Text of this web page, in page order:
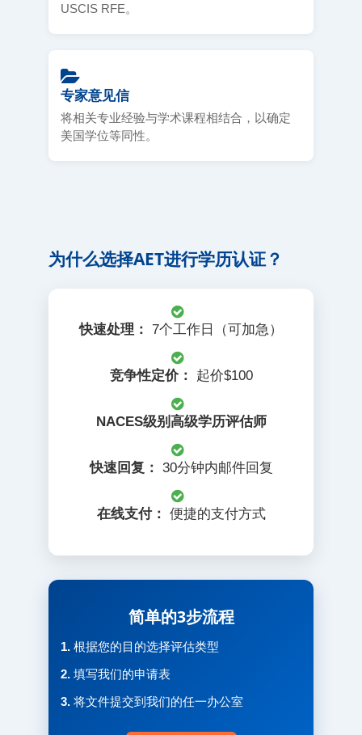
USCIS RFE。
专家意见信
将相关专业经验与学术课程相结合，以确定
美国学位等同性。
为什么选择AET进行学历认证？
快速处理： 7个工作日（可加急）
竞争性定价： 起价$100
NACES级别高级学历评估师
快速回复： 30分钟内邮件回复
在线支付： 便捷的支付方式
简单的3步流程
1. 根据您的目的选择评估类型
2. 填写我们的申请表
3. 将文件提交到我们的任一办公室